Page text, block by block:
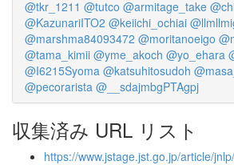
@tkr_1211 @tutco @armitage_take
@KazunariITO2 @keiichi_ochiai
@marshma84093472 @moritanoeigo
@tama_kimii @yme_akoch @yo_ehara
@I6215Syoma @katsuhitosudoh
@pecorarista @__sdajmbgPTAgpj
収集済み URL リスト
https://www.jstage.jst.go.jp/article/